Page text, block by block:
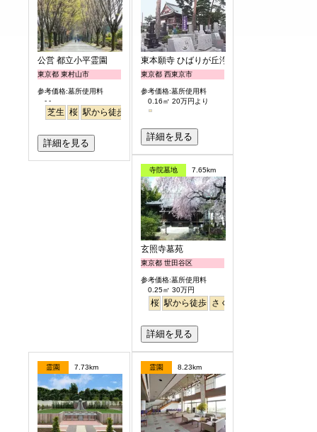
公営 都立小平霊園
東京都 東村山市
参考価格:墓所使用料
- -
芝生 桜 駅から徒歩 駅から徒歩
詳細を見る
東本願寺 ひばりが丘浄苑
東京都 西東京市
参考価格:墓所使用料
0.16㎡ 20万円より
詳細を見る
寺院墓地 7.65km
玄照寺墓苑
東京都 世田谷区
参考価格:墓所使用料
0.25㎡ 30万円
桜 駅から徒歩 さくら
詳細を見る
霊園 7.73km 霊園 8.23km